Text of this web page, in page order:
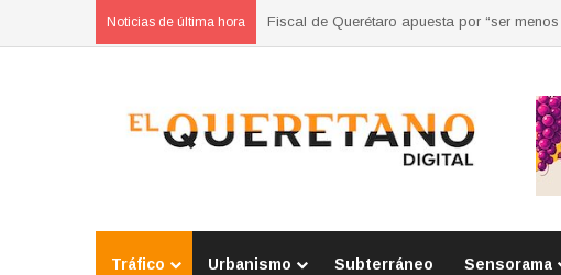
Noticias de última hora Refuerzan municipios coordinación por la
Tráfico Urbanismo Subterráneo Sensorama